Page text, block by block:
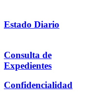
Estado Diario
Consulta de
Expedientes
Confidencialidad